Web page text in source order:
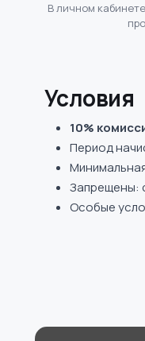
В личном
Условия
10%
Период
Запрещены:
Особые